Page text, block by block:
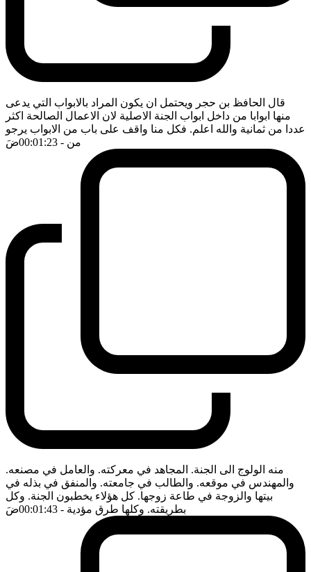
قال الحافظ بن حجر ويحتمل ان يكون المراد بالابواب التي يدعى
منها ابوابا من داخل ابواب الجنة الاصلية لان الاعمال الصالحة اكثر
عددا من ثمانية والله اعلم. فكل منا واقف على باب من الابواب يرجو
من - 00:01:23 ضَ
منه الولوج الى الجنة. المجاهد في معركته. والعامل في مصنعه.
والمهندس في موقعه. والطالب في جامعته. والمنفق في بذله في
بيتها والزوجة في طاعة زوجها. كل هؤلاء يخطبون الجنة. وكل
بطريقته. وكلها طرق مؤدية - 00:01:43 ضَ